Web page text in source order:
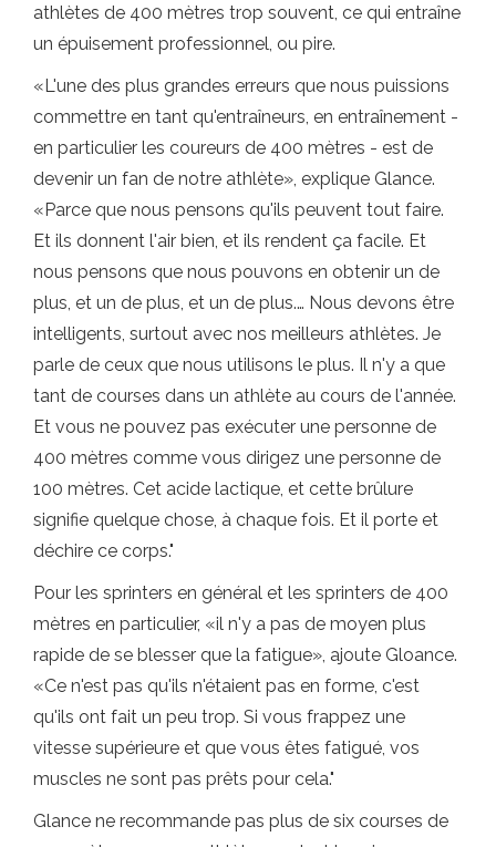
athlètes de 400 mètres trop souvent, ce qui entraîne
un épuisement professionnel, ou pire.
«L'une des plus grandes erreurs que nous puissions
commettre en tant qu'entraîneurs, en entraînement -
en particulier les coureurs de 400 mètres - est de
devenir un fan de notre athlète», explique Glance.
«Parce que nous pensons qu'ils peuvent tout faire.
Et ils donnent l'air bien, et ils rendent ça facile. Et
nous pensons que nous pouvons en obtenir un de
plus, et un de plus, et un de plus.… Nous devons être
intelligents, surtout avec nos meilleurs athlètes. Je
parle de ceux que nous utilisons le plus. Il n'y a que
tant de courses dans un athlète au cours de l'année.
Et vous ne pouvez pas exécuter une personne de
400 mètres comme vous dirigez une personne de
100 mètres. Cet acide lactique, et cette brûlure
signifie quelque chose, à chaque fois. Et il porte et
déchire ce corps."
Pour les sprinters en général et les sprinters de 400
mètres en particulier, «il n'y a pas de moyen plus
rapide de se blesser que la fatigue», ajoute Gloance.
«Ce n'est pas qu'ils n'étaient pas en forme, c'est
qu'ils ont fait un peu trop. Si vous frappez une
vitesse supérieure et que vous êtes fatigué, vos
muscles ne sont pas prêts pour cela."
Glance ne recommande pas plus de six courses de